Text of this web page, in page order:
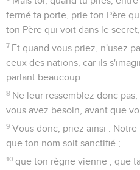
fermé ta porte, prie ton Père
ton Père qui voit dans le
7 Et quand vous priez, n'usez
ceux des nations, car ils
parlant beaucoup.
8 Ne leur ressemblez donc
vous avez besoin, avant que
9 Vous donc, priez ainsi : Notre
que ton nom soit sanctifié ;
10 que ton règne vienne ; que